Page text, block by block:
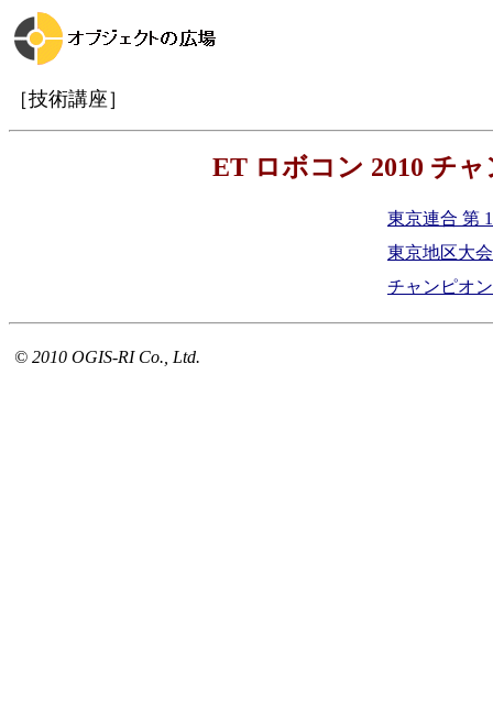
［技術講座］
ET ロボコン 2010 チ
東京連合 第
東京地区大
チャンピオ
© 2010 OGIS-RI Co., Ltd.